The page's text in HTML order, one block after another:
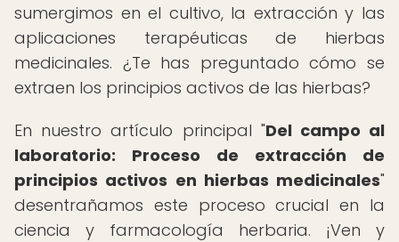
sumergimos en el cultivo, la extracción y las
aplicaciones terapéuticas de hierbas
medicinales. ¿Te has preguntado cómo se
extraen los principios activos de las hierbas?
En nuestro artículo principal "Del campo al
laboratorio: Proceso de extracción de
principios activos en hierbas medicinales"
desentrañamos este proceso crucial en la
ciencia y farmacología herbaria. ¡Ven y